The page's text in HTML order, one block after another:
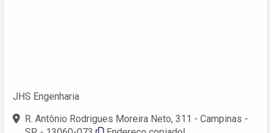
JHS Engenharia
R. Antônio Rodrigues Moreira Neto, 311 - Campinas -